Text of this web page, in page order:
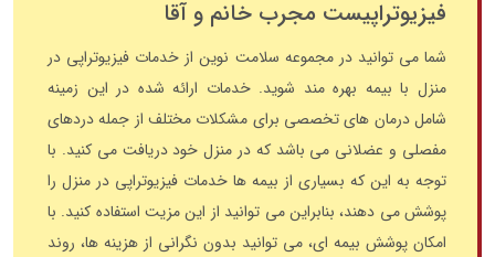
فیزیوتراپیست مجرب خانم و آقا
شما می‌ توانید در مجموعه سلامت نوین از خدمات فیزیوتراپی در
منزل با بیمه بهره‌ مند شوید. خدمات ارائه شده در این زمینه
شامل درمان‌ های تخصصی برای مشکلات مختلف از جمله دردهای
مفصلی و عضلانی می باشد که در منزل خود دریافت می‌ کنید. با
توجه به این که بسیاری از بیمه‌ ها خدمات فیزیوتراپی در منزل را
پوشش می‌ دهند، بنابراین می‌ توانید از این مزیت استفاده کنید. با
امکان پوشش بیمه‌ ای، می‌ توانید بدون نگرانی از هزینه‌ ها، روند